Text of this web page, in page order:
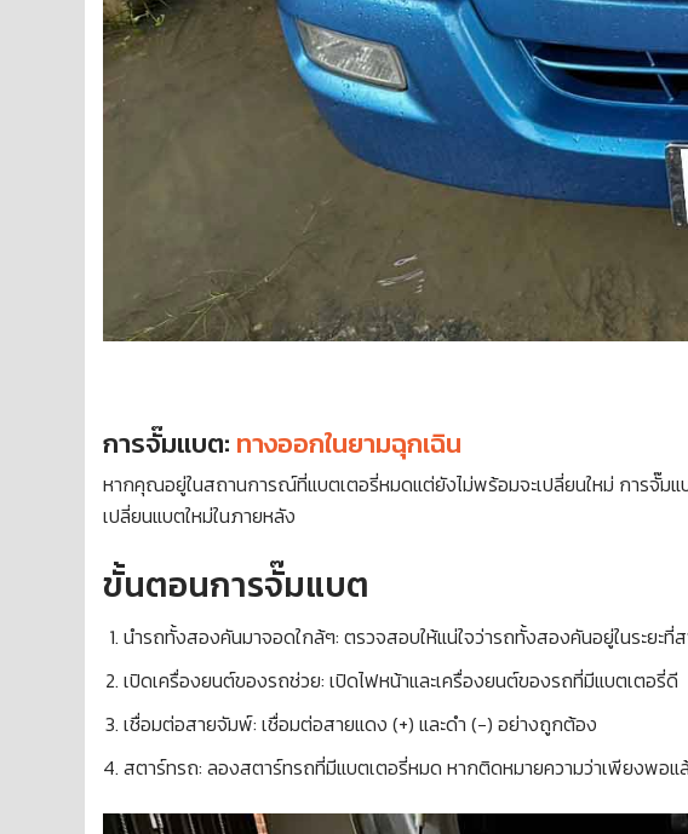
การจั๊มแบต: ทางออกในยามฉุกเฉิน
หากคุณอยู่ในสถานการณ์ที่แบตเตอรี่หมดแต่ยังไม่พร้อมจะเปลี่ยนใหม่ การจั๊ม
เปลี่ยนแบตใหม่ในภายหลัง
ขั้นตอนการจั๊มแบต
นำรถทั้งสองคันมาจอดใกล้ๆ: ตรวจสอบให้แน่ใจว่ารถทั้งสองคันอยู่ในระยะที่
เปิดเครื่องยนต์ของรถช่วย: เปิดไฟหน้าและเครื่องยนต์ของรถที่มีแบตเตอรี่ดี
เชื่อมต่อสายจัมพ์: เชื่อมต่อสายแดง (+) และดำ (−) อย่างถูกต้อง
สตาร์ทรถ: ลองสตาร์ทรถที่มีแบตเตอรี่หมด หากติดหมายความว่าเพียงพอแ